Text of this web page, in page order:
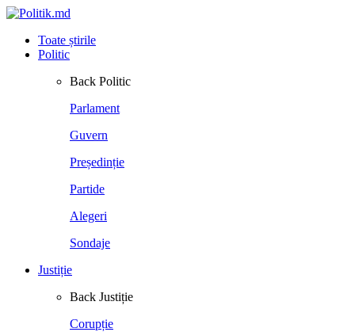
Toate știrile
Politic
Back Politic
Parlament
Guvern
Președinție
Partide
Alegeri
Sondaje
Justiție
Back Justiție
Corupție